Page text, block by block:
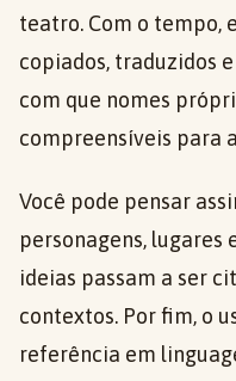
teatro. Com o tempo,
copiados, traduzidos
com que nomes
compreensíveis para
Você pode pensar
personagens, lugares
ideias passam a ser
contextos. Por fim, o
referência em